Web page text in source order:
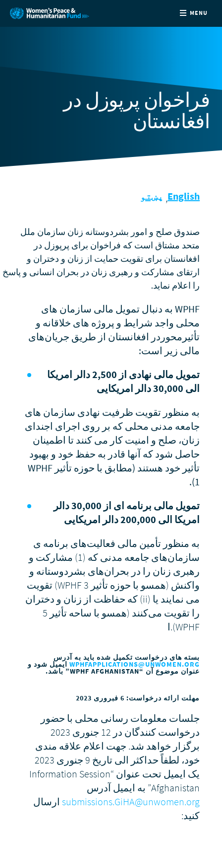
MENU
فراخوان پرپوزل در
افغانستان
English پښتو
صندوق صلح و امور بشردوستانه زنان سازمان ملل
متحد مشتاق است که فراخوان برای پرپوزل در
افغانستان برای تقویت حمایت از زنان و دختران و
ارتقای مشارکت و رهبری زنان در بحران انسانی و پاسخ
را اعلام نماید.
WPHF به دنبال تمویل مالی سازمان های
محلی واجد شرایط و پروژه های خلاقانه و
تأثیرمحوردر افغانستان از طریق جریان‌های
مالی زیر است:
تمویل مالی نهادی از 2,500دالر امریکا
الی 30,000دالر امریکایی
به منظور تقویت ظرفیت نهادی سازمان های
جامعه مدنی محلی که بر روی اجرای اجندای
زنان، صلح و امنیت کار می کنند تا اطمینان
حاصل شود که آنها قادر به حفظ خود و بهبود
تأثیر خود هستند (مطابق با حوزه تأثیر WPHF
1).
تمویل مالی برنامه ای از 30,000دالر
امریکا الی 200,000دالر امریکایی
به منظور تأمین مالی فعالیت‌های برنامه‌ ی
سازمان‌های جامعه مدنی که (1) مشارکت و
رهبری زنان را در بحران‌های بشردوستانه و
واکنش (همسو با حوزه تأثیر WPHF 3) تقویت
می نمایند یا (ii) که حفاظت از زنان و دختران
را تقویت می‌کنند (همسو با ساحه تأثیر 5
WPHF).ا
بسته های درخواست تکمیل شده باید به آدرس
WPHFAPPLICATIONS@UNWOMEN.ORGایمیل شود و
عنوان موضوع آن “
WPHF AFGHANISTAN
” باشد.
مهلت ارائه درخواست: 6فبروری 2023
جلسات معلومات رسانی محلی با حضور
درخواست کنندگان در 12 جنوری 2023
برگزار خواهد شد. جهت اعلام علاقه مندی
خود، لطفاً حداکثر الی تاریخ 9 جنوری 2023
یک ایمیل تحت عنوان “Information Session
Afghanistan” به ایمیل آدرس
submissions.GiHA@unwomen.orgارسال
کنید: